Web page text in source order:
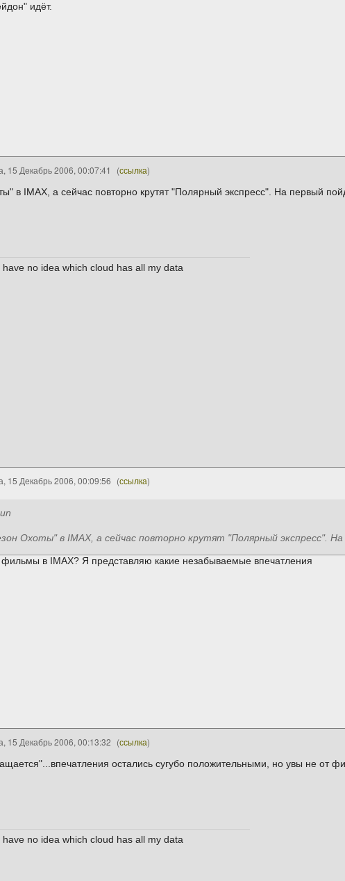
идёт.
15 Декабрь 2006, 00:07:41 (ссылка)
в IMAX, а сейчас повторно крутят "Полярный экспресс". На первый
no idea which cloud has all my data
15 Декабрь 2006, 00:09:56 (ссылка)
Охоты" в IMAX, а сейчас повторно крутят "Полярный экспресс".
в IMAX? Я представляю какие незабываемые впечатления
15 Декабрь 2006, 00:13:32 (ссылка)
остались сугубо положительными, но увы не от
no idea which cloud has all my data